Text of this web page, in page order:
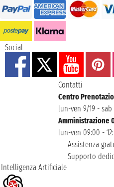
Social
Contatti
Centro
lun-ven 9/19 - sab
Amministrazione
lun-ven 09:00 -
Assistenza
Supporto
Intelligenza Artificiale